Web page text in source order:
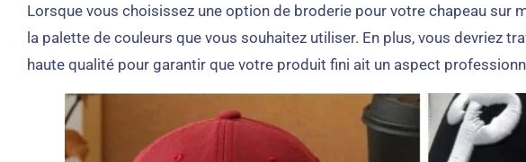
Lorsque vous choisissez une option de broderie pour votre chapeau sur
la palette de couleurs que vous souhaitez utiliser. En plus, vous devriez
haute qualité pour garantir que votre produit fini ait un aspect